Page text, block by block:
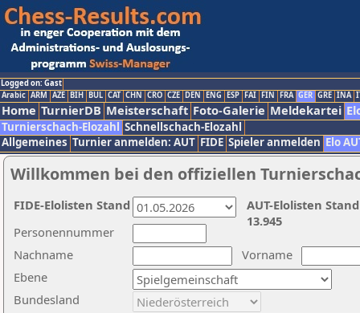
Logged on: Gast
Arabic ARM AZE BIH BUL CAT CHN CRO CZE DEN ENG ESP FAI FIN FRA GER GRE INA
Home TurnierDB Meisterschaft Foto-Galerie Meldekartei
Turnierschach-Elozahl Schnellschach-Elozahl
Allgemeines Turnier anmelden: AUT FIDE Spieler anmelden Elo
Willkommen bei den offiziellen
Nachname
Vorname
Ebene
Personennummer
Bundesland
AUT-Elolisten
13.945
FIDE-Elolisten Stand